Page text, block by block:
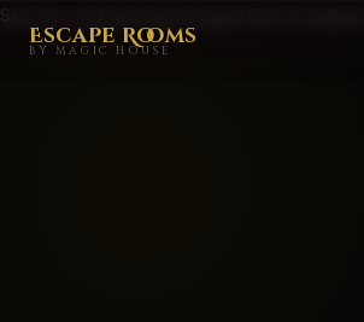
Sari la conținutul principal
Escape Rooms
BY MAGIC HOUSE